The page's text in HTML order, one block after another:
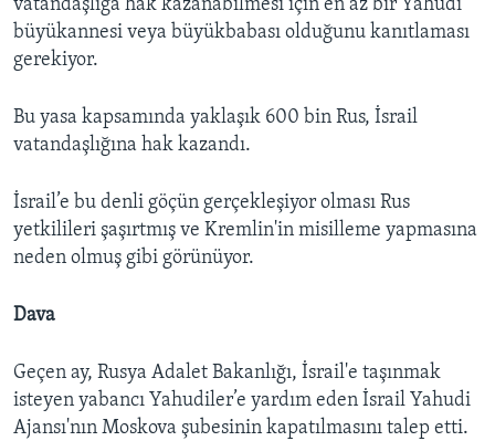
vatandaşlığa hak kazanabilmesi için en az bir Yahudi
büyükannesi veya büyükbabası olduğunu kanıtlaması
gerekiyor.
Bu yasa kapsamında yaklaşık 600 bin Rus, İsrail
vatandaşlığına hak kazandı.
İsrail’e bu denli göçün gerçekleşiyor olması Rus
yetkilileri şaşırtmış ve Kremlin'in misilleme yapmasına
neden olmuş gibi görünüyor.
Dava
Geçen ay, Rusya Adalet Bakanlığı, İsrail'e taşınmak
isteyen yabancı Yahudiler’e yardım eden İsrail Yahudi
Ajansı'nın Moskova şubesinin kapatılmasını talep etti.